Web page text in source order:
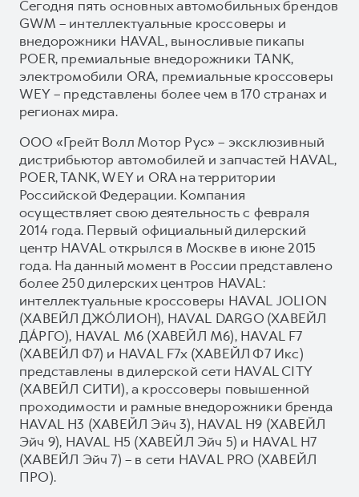
Сегодня пять основных автомобильных брендов
GWM – интеллектуальные кроссоверы и
внедорожники HAVAL, выносливые пикапы
POER, премиальные внедорожники TANK,
электромобили ORA, премиальные кроссоверы
WEY – представлены более чем в 170 странах и
регионах мира.
ООО «Грейт Волл Мотор Рус» – эксклюзивный
дистрибьютор автомобилей и запчастей HAVAL,
POER, TANK, WEY и ORA на территории
Российской Федерации. Компания
осуществляет свою деятельность с февраля
2014 года. Первый официальный дилерский
центр HAVAL открылся в Москве в июне 2015
года. На данный момент в России представлено
более 250 дилерских центров HAVAL:
интеллектуальные кроссоверы HAVAL JOLION
(ХАВЕЙЛ ДЖО́ЛИОН), HAVAL DARGO (ХАВЕЙЛ
ДА́РГО), HAVAL М6 (ХАВЕЙЛ M6), HAVAL F7
(ХАВЕЙЛ Ф7) и HAVAL F7x (ХАВЕЙЛ Ф7 Икс)
представлены в дилерской сети HAVAL CITY
(ХАВЕЙЛ СИТИ), а кроссоверы повышенной
проходимости и рамные внедорожники бренда
HAVAL H3 (ХАВЕЙЛ Эйч 3), HAVAL H9 (ХАВЕЙЛ
Эйч 9), HAVAL H5 (ХАВЕЙЛ Эйч 5) и HAVAL H7
(ХАВЕЙЛ Эйч 7) – в сети HAVAL PRO (ХАВЕЙЛ
ПРО).